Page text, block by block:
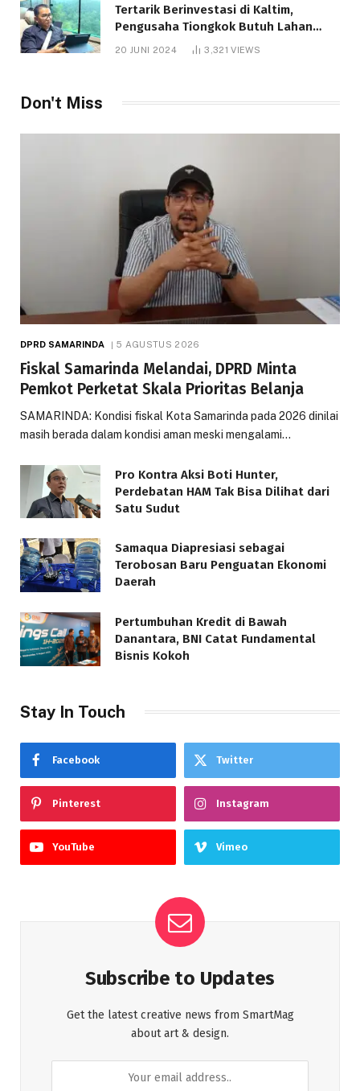
Tertarik Berinvestasi di Kaltim,
Pengusaha Tiongkok Butuh Lahan
1.000 Hektare
20 JUNI 2024 3,321VIEWS
Don't Miss
DPRD SAMARINDA 5 AGUSTUS 2026
Fiskal Samarinda Melandai, DPRD Minta
Pemkot Perketat Skala Prioritas Belanja
SAMARINDA: Kondisi fiskal Kota Samarinda pada 2026 dinilai
masih berada dalam kondisi aman meski mengalami…
Pro Kontra Aksi Boti Hunter,
Perdebatan HAM Tak Bisa Dilihat dari
Satu Sudut
Samaqua Diapresiasi sebagai
Terobosan Baru Penguatan Ekonomi
Daerah
Pertumbuhan Kredit di Bawah
Danantara, BNI Catat Fundamental
Bisnis Kokoh
Stay In Touch
Facebook Twitter
Pinterest Instagram
YouTube Vimeo
Subscribe to Updates
Get the latest creative news from SmartMag
about art & design.